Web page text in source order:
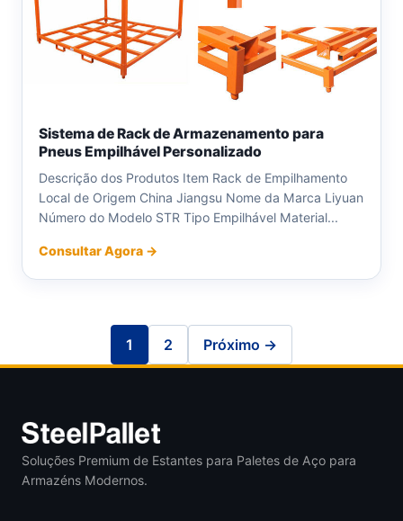
Sistema de Rack de Armazenamento para
Pneus Empilhável Personalizado
Descrição dos Produtos Item Rack de Empilhamento
Local de Origem China Jiangsu Nome da Marca Liyuan
Número do Modelo STR Tipo Empilhável Material...
Consultar Agora →
1 2 Próximo →
Soluções Premium de Estantes para Paletes de Aço para
Armazéns Modernos.